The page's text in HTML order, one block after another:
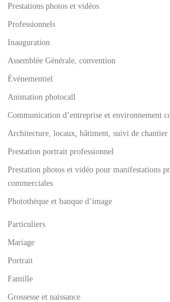
Prestations photos et vidéos
Professionnels
Inauguration
Assemblée Générale, convention
Événementiel
Animation photocall
Communication d’entreprise et environnement
Architecture, locaux, bâtiment, suivi de chantier
Prestation portrait professionnel
Prestation photos et vidéo pour manifestations
commerciales
Photothèque et banque d’image
Particuliers
Mariage
Portrait
Famille
Grossesse et naissance